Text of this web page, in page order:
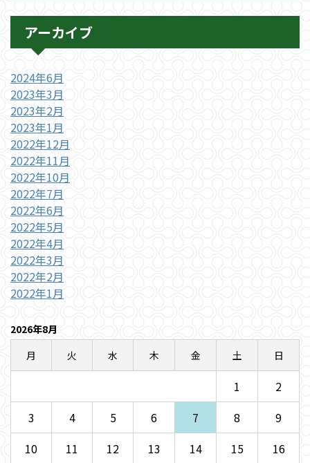
アーカイブ
2024年6月
2023年3月
2023年2月
2023年1月
2022年12月
2022年11月
2022年10月
2022年7月
2022年6月
2022年5月
2022年4月
2022年3月
2022年2月
2022年1月
2026年8月
月
火 水 木 金 土 日
1
2
3
4 5 6 7 8
9
10
11 12 13 14 15 16